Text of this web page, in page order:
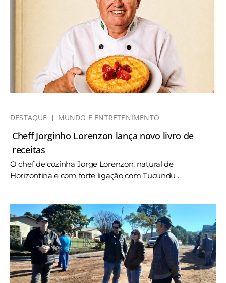
DESTAQUE MUNDO E ENTRETENIMENTO
Cheff Jorginho Lorenzon lança novo livro de
receitas
O chef de cozinha Jorge Lorenzon, natural de
Horizontina e com forte ligação com Tucundu ...